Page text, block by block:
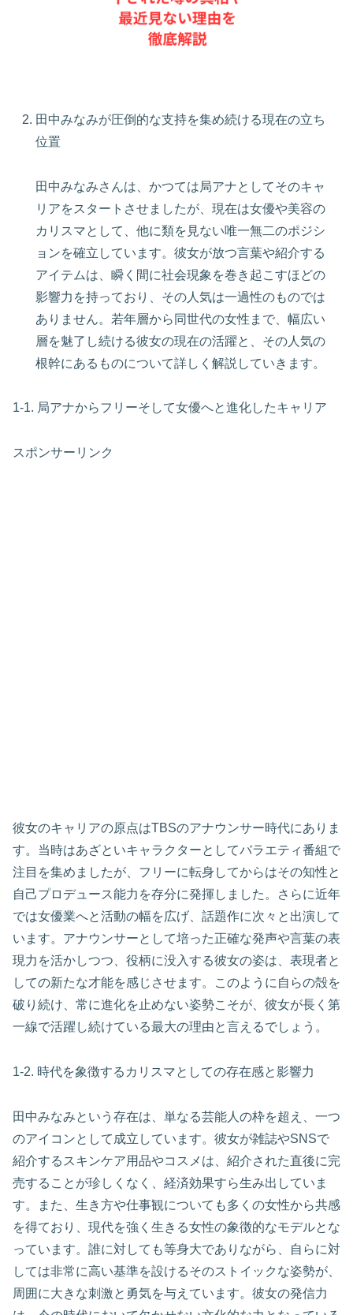
田中みなみが圧倒的な支持を集め続ける現在の立ち
位置
田中みなみさんは、かつては局アナとしてそのキャ
リアをスタートさせましたが、現在は女優や美容の
カリスマとして、他に類を見ない唯一無二のポジシ
ョンを確立しています。彼女が放つ言葉や紹介する
アイテムは、瞬く間に社会現象を巻き起こすほどの
影響力を持っており、その人気は一過性のものでは
ありません。若年層から同世代の女性まで、幅広い
層を魅了し続ける彼女の現在の活躍と、その人気の
根幹にあるものについて詳しく解説していきます。
1-1. 局アナからフリーそして女優へと進化したキャリア
スポンサーリンク
彼女のキャリアの原点はTBSのアナウンサー時代にありま
す。当時はあざといキャラクターとしてバラエティ番組で
注目を集めましたが、フリーに転身してからはその知性と
自己プロデュース能力を存分に発揮しました。さらに近年
では女優業へと活動の幅を広げ、話題作に次々と出演して
います。アナウンサーとして培った正確な発声や言葉の表
現力を活かしつつ、役柄に没入する彼女の姿は、表現者と
しての新たな才能を感じさせます。このように自らの殻を
破り続け、常に進化を止めない姿勢こそが、彼女が長く第
一線で活躍し続けている最大の理由と言えるでしょう。
1-2. 時代を象徴するカリスマとしての存在感と影響力
田中みなみという存在は、単なる芸能人の枠を超え、一つ
のアイコンとして成立しています。彼女が雑誌やSNSで
紹介するスキンケア用品やコスメは、紹介された直後に完
売することが珍しくなく、経済効果すら生み出していま
す。また、生き方や仕事観についても多くの女性から共感
を得ており、現代を強く生きる女性の象徴的なモデルとな
っています。誰に対しても等身大でありながら、自らに対
しては非常に高い基準を設けるそのストイックな姿勢が、
周囲に大きな刺激と勇気を与えています。彼女の発信力